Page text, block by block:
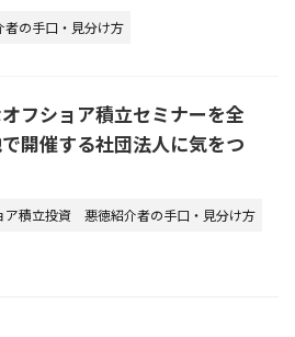
者の手口・見分け方
フショア積立セミナーを全
開催する社団法人に気をつ
ア積立投資 悪徳紹介者の手口・見分け方